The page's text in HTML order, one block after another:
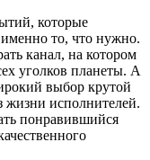
которые
то, что нужно.
канал, на котором
уголков планеты. А
выбор крутой
жизни исполнителей.
понравившийся